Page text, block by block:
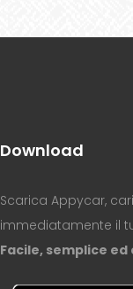
Download
Scarica Appycar,
immediatamente il
Facile, semplice